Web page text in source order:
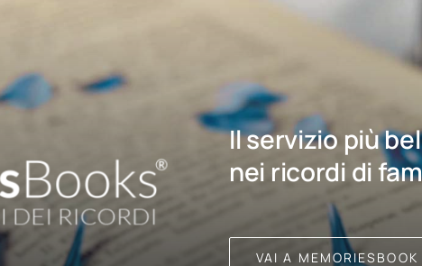
Il servizio più
nei ricordi di
VAI A MEMORIESBOOK